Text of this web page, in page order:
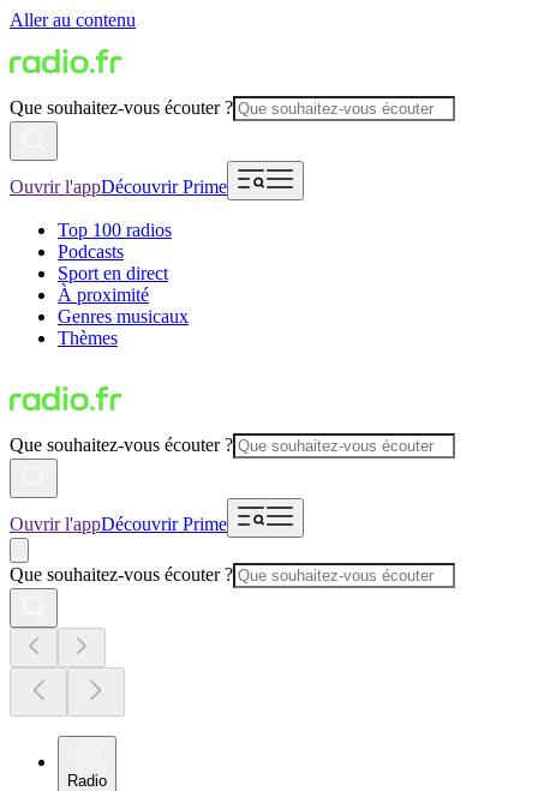
Aller au contenu
Que souhaitez-vous écouter ?
Ouvrir l'appDécouvrir Prime
Top 100 radios
Podcasts
Sport en direct
À proximité
Genres musicaux
Thèmes
Que souhaitez-vous écouter ?
Ouvrir l'appDécouvrir Prime
Que souhaitez-vous écouter ?
Radio